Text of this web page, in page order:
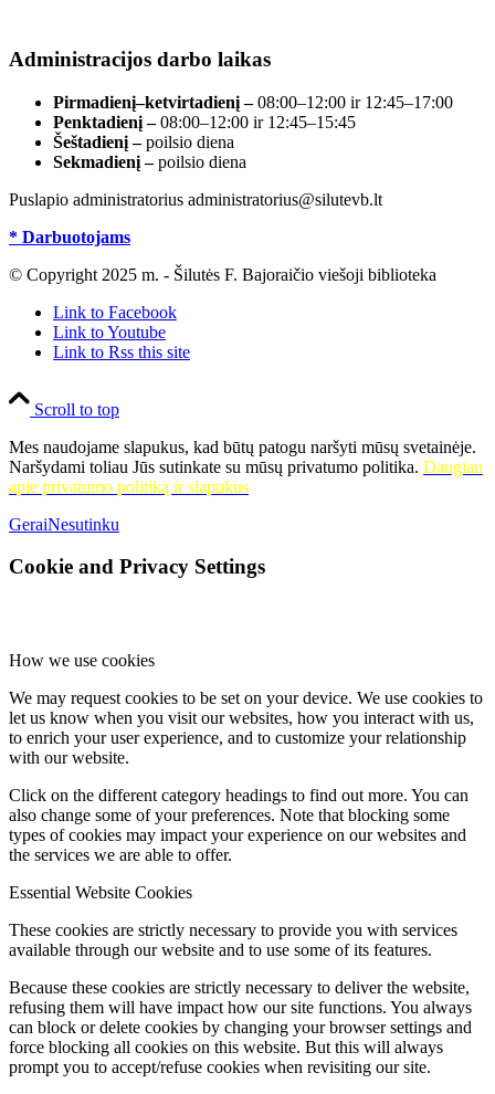
Administracijos darbo laikas
Pirmadienį–ketvirtadienį –08:00–12:00 ir 12:45–17:00
Penktadienį –08:00–12:00 ir 12:45–15:45
Šeštadienį –poilsio diena
Sekmadienį –poilsio diena
Puslapio administratorius administratorius@silutevb.lt
* Darbuotojams
© Copyright 2025 m. - Šilutės F. Bajoraičio viešoji biblioteka
Link to Facebook
Link to Youtube
Link to Rss this site
Scroll to top
Mes naudojame slapukus, kad būtų patogu naršyti mūsų svetainėje.
Naršydami toliau Jūs sutinkate su mūsų privatumo politika. Daugiau
apie privatumo politiką ir slapukus
GeraiNesutinku
Cookie and Privacy Settings
How we use cookies
We may request cookies to be set on your device. We use cookies to
let us know when you visit our websites, how you interact with us,
to enrich your user experience, and to customize your relationship
with our website.
Click on the different category headings to find out more. You can
also change some of your preferences. Note that blocking some
types of cookies may impact your experience on our websites and
the services we are able to offer.
Essential Website Cookies
These cookies are strictly necessary to provide you with services
available through our website and to use some of its features.
Because these cookies are strictly necessary to deliver the website,
refusing them will have impact how our site functions. You always
can block or delete cookies by changing your browser settings and
force blocking all cookies on this website. But this will always
prompt you to accept/refuse cookies when revisiting our site.